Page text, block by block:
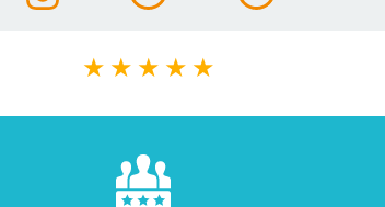
★ ★ ★ ★ ★